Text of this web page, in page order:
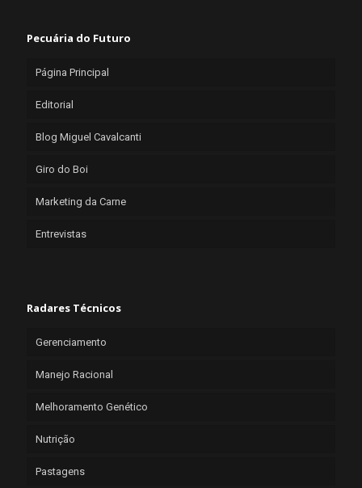
Pecuária do Futuro
Página Principal
Editorial
Blog Miguel Cavalcanti
Giro do Boi
Marketing da Carne
Entrevistas
Radares Técnicos
Gerenciamento
Manejo Racional
Melhoramento Genético
Nutrição
Pastagens